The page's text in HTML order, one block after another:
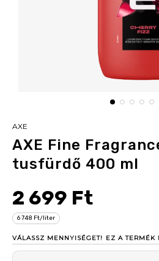
AXE
AXE Fine
tusfürdő 400 ml
2 699 Ft
6 748 Ft/liter
VÁLASSZ MENNYISÉGET! EZ A TERMÉK